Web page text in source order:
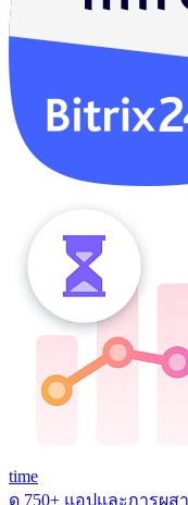
time
ดู 750+ แอปและการผส